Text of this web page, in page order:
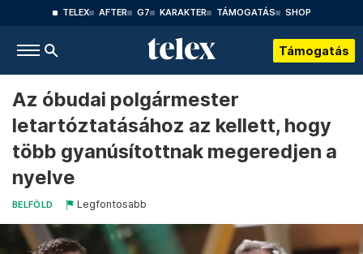
TELEX AFTER G7 KARAKTER TÁMOGATÁS SHOP
Támogatás
Az óbudai polgármester
letartóztatásához az kellett, hogy
több gyanúsítottnak megeredjen a
nyelve
BELFÖLD Legfontosabb